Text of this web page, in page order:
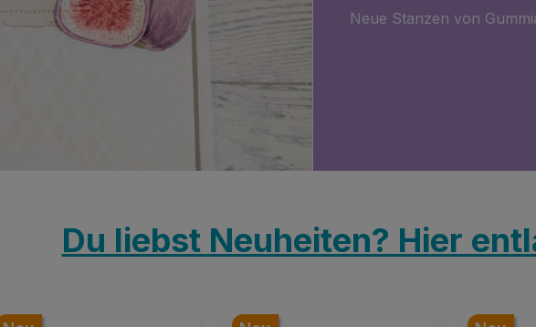
Neue Stanzen von
Du liebst Neuheiten? Hier